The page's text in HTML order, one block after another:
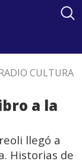
CULTURA
a la
llegó a
Historias de